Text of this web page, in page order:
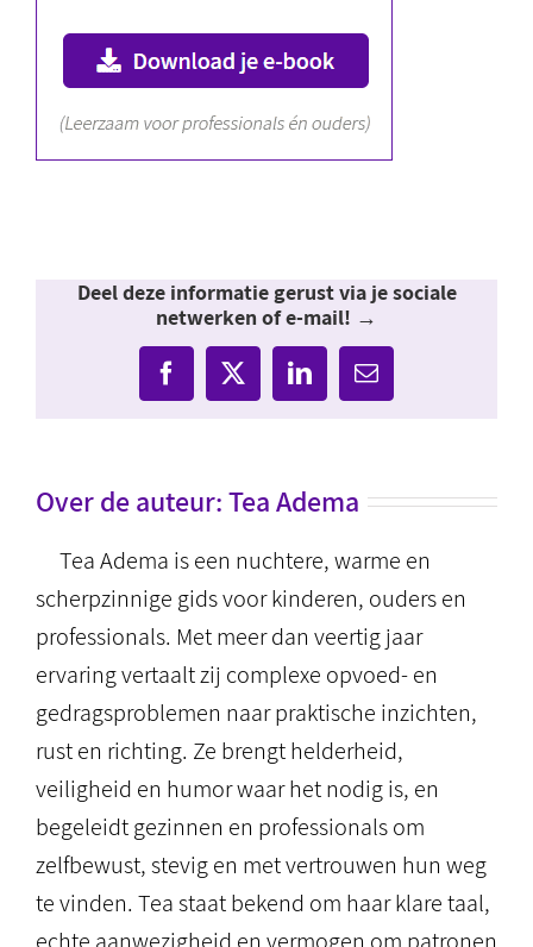
Deel deze informatie gerust via je sociale
netwerken of e-mail! →
Facebook
X LinkedIn
E-
mail
Over de auteur:Tea Adema
Tea Adema is een nuchtere, warme en
scherpzinnige gids voor kinderen, ouders en
professionals. Met meer dan veertig jaar
ervaring vertaalt zij complexe opvoed- en
gedragsproblemen naar praktische inzichten,
rust en richting. Ze brengt helderheid,
veiligheid en humor waar het nodig is, en
begeleidt gezinnen en professionals om
zelfbewust, stevig en met vertrouwen hun weg
te vinden. Tea staat bekend om haar klare taal,